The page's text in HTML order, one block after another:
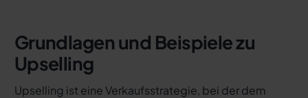
Grundlagen und Beispiele zu
Upselling
Upselling ist eine Verkaufsstrategie, bei der dem